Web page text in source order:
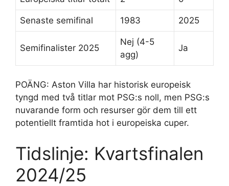
Senaste semifinal 1983 2025
Semifinalister 2025
Nej (4-5
agg)
Ja
POÄNG: Aston Villa har historisk europeisk
tyngd med två titlar mot PSG:s noll, men PSG:s
nuvarande form och resurser gör dem till ett
potentiellt framtida hot i europeiska cuper.
Tidslinje: Kvartsfinalen
2024/25